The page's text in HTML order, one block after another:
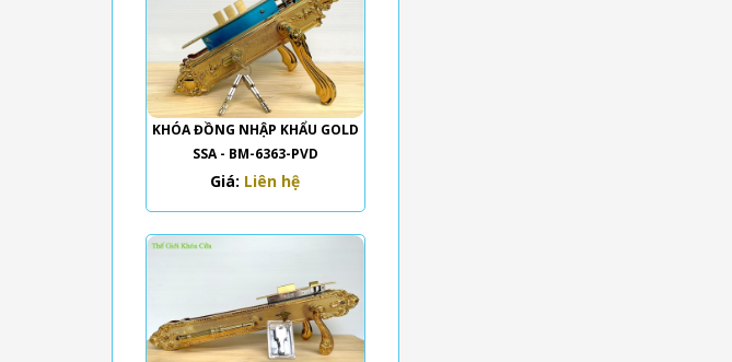
KHÓA ĐỒNG NHẬP KHẨU GOLD
SSA - BM-6363-PVD
Giá: Liên hệ